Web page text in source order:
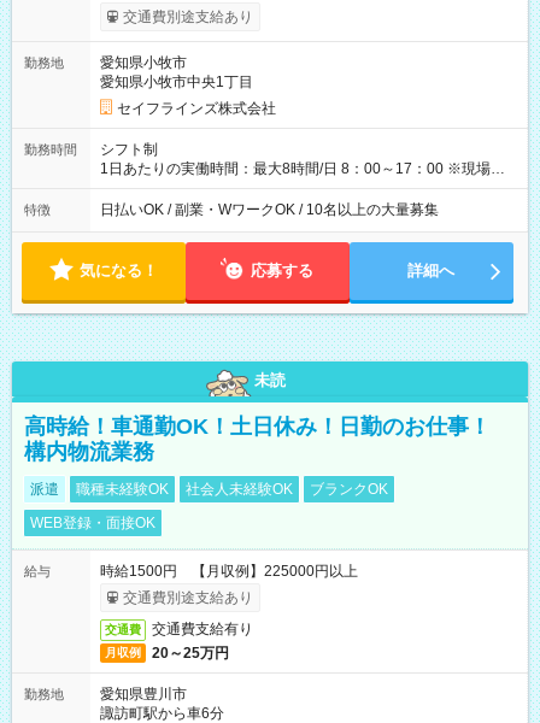
合：22時～翌5時は割増給与 ◎日払い・週払い可(希望者／条件
有) ＜月収例＞ 入社3か月：月収28万 入社1年：月収39万 ◎自分
ダブルワークも可能です☺ ◎髪色、ピアス、タトゥーOK おしゃ
れも自由に楽しめます！ 【試用期間】試用期間あり 試用期間の
長さ：3ヶ月 雇用形態、給与は本採用時と同じです。
交通費別途支給あり
勤務地
愛知県小牧市
愛知県小牧市中央1丁目
セイフラインズ株式会社
勤務時間
シフト制
1日あたりの実働時間：最大8時間/日 8：00～17：00 ※現場によ
っては多少時間は前後します ▶残業ほとんどなし！ ▶時間より
早く終わることの方が多いと思います。現場によっては午前中
望の方は夜勤（21:00～6:00）のお仕事も可能。
特徴 日払いOK / 副業・WワークOK / 10名以上の大量募集
気になる！ 応募する 詳細へ
未読
高時給！車通勤OK！土日休み！日勤のお仕事！
構内物流業務
派遣 職種未経験OK 社会人未経験OK
ブランクOK
WEB登録・面接OK
給与
時給1500円 【月収例】225000円以上
交通費別途支給あり
交通費 交通費支給有り
月収例 20～25万円
勤務地
愛知県豊川市
諏訪町駅から車6分